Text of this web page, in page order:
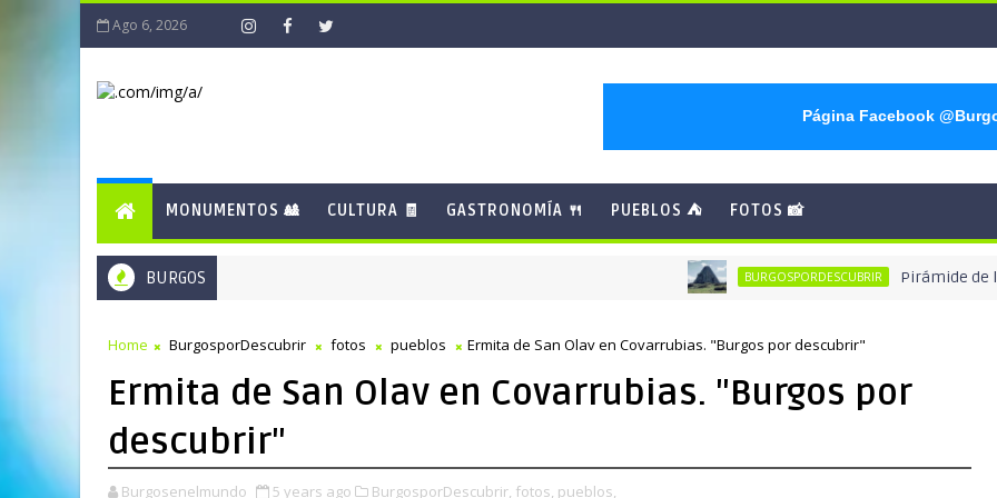
Ago 6, 2026
Página Facebook
MONUMENTOS 🎎 CULTURA 🧾 GASTRONOMÍA 🍴 PUEBLOS ⛺ FOTOS 📸
BURGOS BURGOSPORDESCUBRIR Pirámide de los
Home BurgosporDescubrir fotos pueblos Ermita de San Olav en Covarrubias. "Burgos por descubrir"
Ermita de San Olav en Covarrubias. "Burgos por
descubrir"
Burgosenelmundo 5 years ago BurgosporDescubrir, fotos, pueblos,